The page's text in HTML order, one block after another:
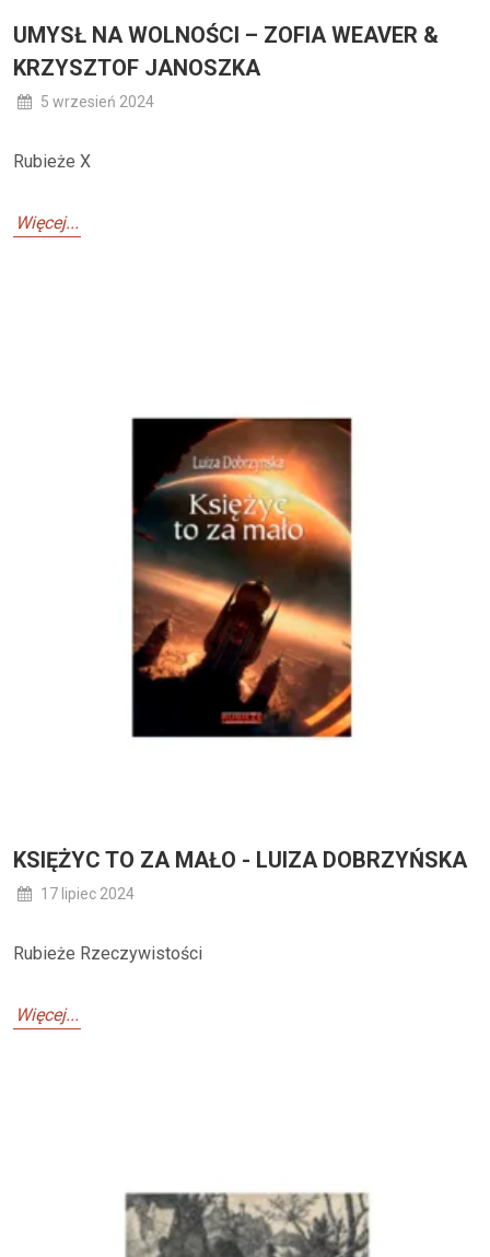
UMYSŁ NA WOLNOŚCI – ZOFIA WEAVER &
KRZYSZTOF JANOSZKA
5 wrzesień 2024
Rubieże X
Więcej...
KSIĘŻYC TO ZA MAŁO - LUIZA DOBRZYŃSKA
17 lipiec 2024
Rubieże Rzeczywistości
Więcej...